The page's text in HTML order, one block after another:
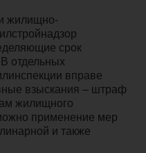
жилищно-
срок
отдельных
вправе
взыскания – штраф
жилищного
применение мер
и также